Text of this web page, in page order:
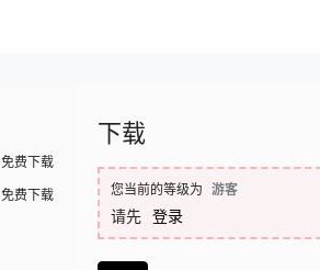
免费下载
免费下载
下载
您当前的等级为 游客
请先 登录